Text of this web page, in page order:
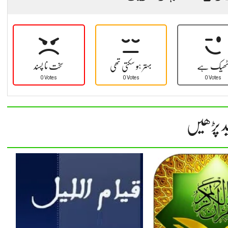
سخت نا پسند
0 Votes
بہتر ہو سکتی تھی
0 Votes
ہے
0 Votes
پڑھیں